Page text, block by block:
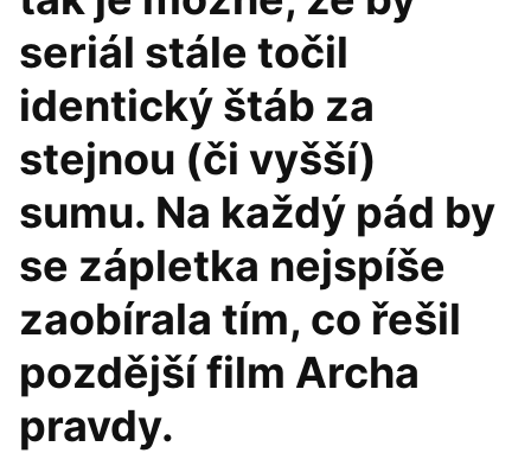
seriál stále točil
identický štáb za
stejnou (či vyšší)
sumu. Na každý pád by
se zápletka nejspíše
zaobírala tím, co řešil
pozdější film Archa
pravdy.